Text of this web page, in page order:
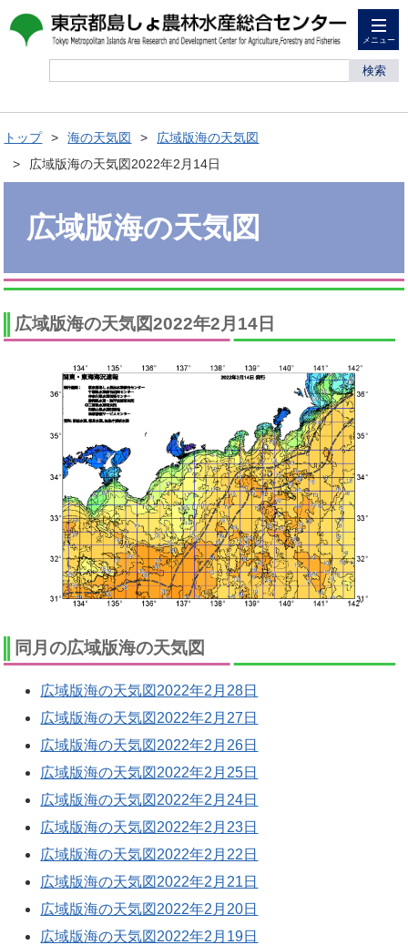
メニュー
検索
トップ 海の天気図
広域版海の天気図
広域版海の天気図2022年2月14日
広域版海の天気図
広域版海の天気図2022年2月14日
同月の広域版海の天気図
広域版海の天気図2022年2月28日
広域版海の天気図2022年2月27日
広域版海の天気図2022年2月26日
広域版海の天気図2022年2月25日
広域版海の天気図2022年2月24日
広域版海の天気図2022年2月23日
広域版海の天気図2022年2月22日
広域版海の天気図2022年2月21日
広域版海の天気図2022年2月20日
広域版海の天気図2022年2月19日